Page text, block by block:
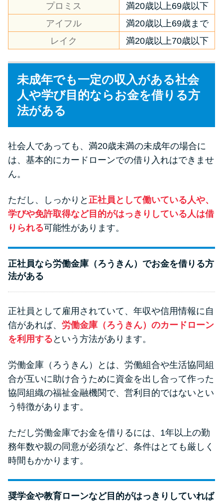
方法はどれ？
年収が低い＆他社借入があると
落ちる？バンクイックの口コミ
を分析
みずほ銀行カードローンの問い
プロミス
満20歳以上69歳以下
アイフル
満20歳以上69歳まで
レイク
満20歳以上70歳以下
未成年でも一定の収入がある社会
人や学び目的ならお金を借りる方
法がある
社会人であっても、満20歳未満の未成年の場合に
は、基本的にカードローンでの借り入れはできませ
ん。
ただし、しっかりと 正社員として働いている人や、
学びや免許取得など目的がはっきりしている人は借
りられる可能性があります。
正社員なら労働金庫（ろうきん）でお金を借りる方
法がある
正社員として雇用されていて、年収や信用情報に自
信があれば、 労働金庫（ろうきん）のカードローン
を利用する という方法があります。
労働金庫（ろうきん）とは、労働組合や生活協同組
合が互いに助け合うために資金を出し合って作った
協同組織の福祉金融機関で、営利目的ではないとい
う特徴があります。
ただし労働金庫でお金を借りるには、1年以上の勤
務年数や親の同意が必須など、条件はとても厳しく
時間もかかります。
奨学金や教育ローンなど目的がはっきりしていれば